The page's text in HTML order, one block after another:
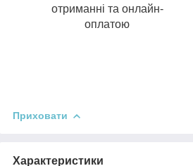
отриманні та онлайн-
оплатою
Приховати
Характеристики